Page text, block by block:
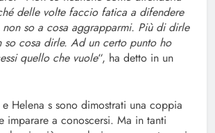
delle volte faccio fatica a difendere
non so a cosa aggrapparmi. Più di dirle
cosa dirle. Ad un certo punto ho
quello che vuole“, ha detto in un
e Helena s sono dimostrati una coppia
imparare a conoscersi. Ma in tanti